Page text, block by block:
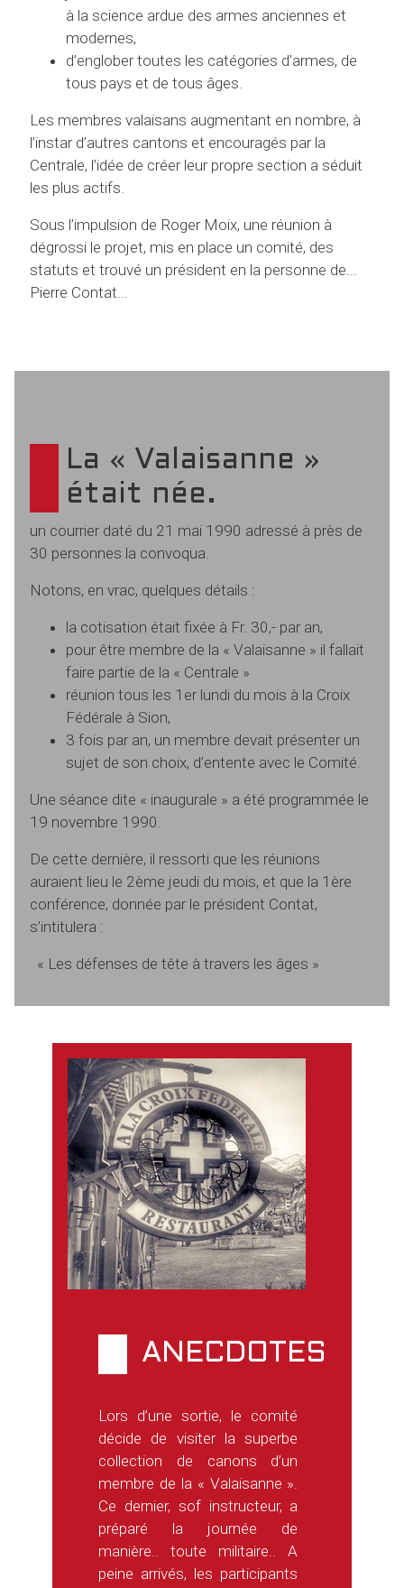
à la science ardue des armes anciennes et
modernes,
d’englober toutes les catégories d’armes, de
tous pays et de tous âges.
Les membres valaisans augmentant en nombre, à
l’instar d’autres cantons et encouragés par la
Centrale, l’idée de créer leur propre section a séduit
les plus actifs.
Sous l’impulsion de Roger Moix, une réunion à
dégrossi le projet, mis en place un comité, des
statuts et trouvé un président en la personne de...
Pierre Contat...
La « Valaisanne »
était née.
un courrier daté du 21 mai 1990 adressé à près de
30 personnes la convoqua.
Notons, en vrac, quelques détails :
la cotisation était fixée à Fr. 30,- par an,
pour être membre de la « Valaisanne » il fallait
faire partie de la « Centrale »
réunion tous les 1er lundi du mois à la Croix
Fédérale à Sion,
3 fois par an, un membre devait présenter un
sujet de son choix, d’entente avec le Comité.
Une séance dite « inaugurale » a été programmée le
19 novembre 1990.
De cette dernière, il ressorti que les réunions
auraient lieu le 2ème jeudi du mois, et que la 1ère
conférence, donnée par le président Contat,
s’intitulera :
« Les défenses de tête à travers les âges »
ANECDOTES
Lors d’une sortie, le comité
décide de visiter la superbe
collection de canons d’un
membre de la « Valaisanne ».
Ce dernier, sof instructeur, a
préparé la journée de
manière.. toute militaire.. A
peine arrivés, les participants